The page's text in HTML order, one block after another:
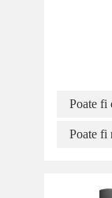
Poate fi
Poate fi